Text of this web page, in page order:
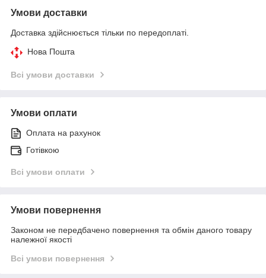
Умови доставки
Доставка здійснюється тільки по передоплаті.
Нова Пошта
Всі умови доставки
Умови оплати
Оплата на рахунок
Готівкою
Всі умови оплати
Умови повернення
Законом не передбачено повернення та обмін даного товару
належної якості
Всі умови повернення